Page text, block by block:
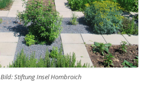
Bild: Stiftung Insel Hombroich